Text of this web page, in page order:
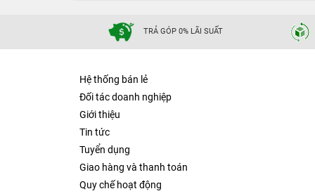
TRẢ GÓP 0% LÃI SUẤT
Hệ thống bán lẻ
Đối tác doanh nghiệp
Giới thiệu
Tin tức
Tuyển dụng
Giao hàng và thanh toán
Quy chế hoạt động